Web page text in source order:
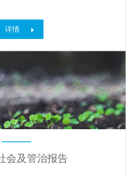
详情
会及管治报告